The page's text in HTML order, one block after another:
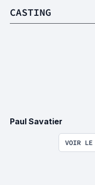
CASTING
Paul Savatier
VOIR LE